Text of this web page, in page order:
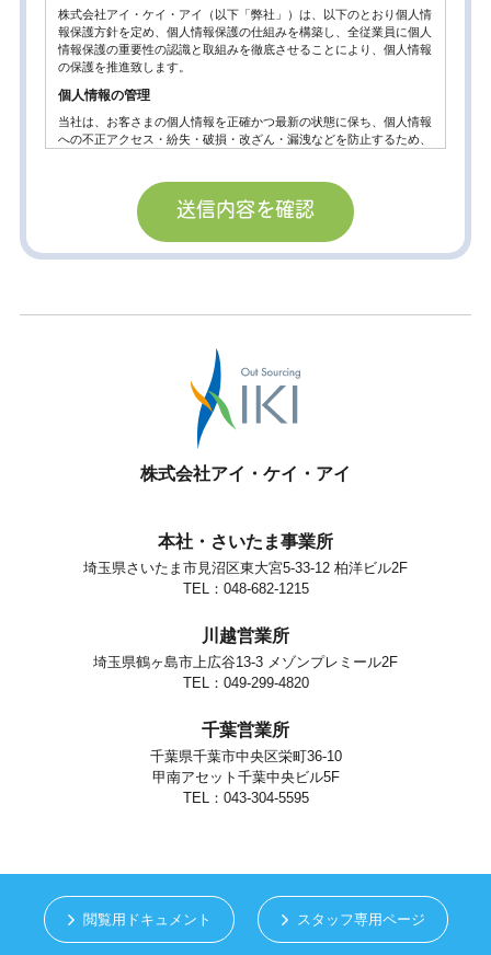
株式会社アイ・ケイ・アイ（以下「弊社」）は、以下のとおり個人情
報保護方針を定め、個人情報保護の仕組みを構築し、全従業員に個人
情報保護の重要性の認識と取組みを徹底させることにより、個人情報
の保護を推進致します。
個人情報の管理
当社は、お客さまの個人情報を正確かつ最新の状態に保ち、個人情報
への不正アクセス・紛失・破損・改ざん・漏洩などを防止するため、
個人情報の利用目的
お客さまからお預かりした個人情報は、当社からのご連絡や業務のご
案内やご質問に対する回答として、電子メールや資料のご送付に利用
当社は、お客さまよりお預かりした個人情報を適切に管理し、次のい
お客さまの同意がある場合
お客さまが希望されるサービスを行なうために当社が業務を委託する
業者に対して開示する場合。
法令に基づき開示することが必要である場合。
個人情報の安全対策
お客さまがご本人の個人情報の照会・修正・削除などをご希望される
場合には、ご本人であることを確認の上、対応させていただきます。
当社は、保有する個人情報に関して適用される日本の法令、その他規
範を遵守するとともに、本ポリシーの内容を適宜見直し、その改善に
当社の個人情報の取扱に関するお問い合せは下記までご連絡くださ
株式会社アイ・ケイ・アイ
株式会社アイ・ケイ・アイ
本社・さいたま事業所
埼玉県さいたま市見沼区東大宮5-33-12 柏洋ビル2F
TEL：048-682-1215
川越営業所
埼玉県鶴ヶ島市上広谷13-3 メゾンプレミール2F
TEL：049-299-4820
千葉営業所
千葉県千葉市中央区栄町36-10
甲南アセット千葉中央ビル5F
TEL：043-304-5595
閲覧用ドキュメント スタッフ専用ページ